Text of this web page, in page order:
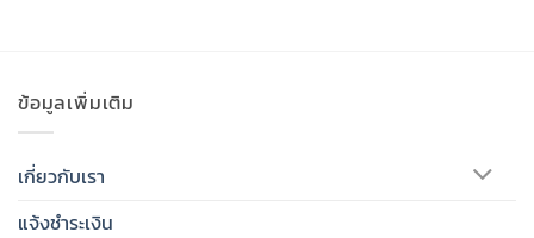
ข้อมูลเพิ่มเติม
เกี่ยวกับเรา
แจ้งชำระเงิน